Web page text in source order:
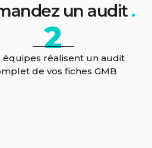
un audit.
2
équipes réalisent un audit
de vos fiches GMB